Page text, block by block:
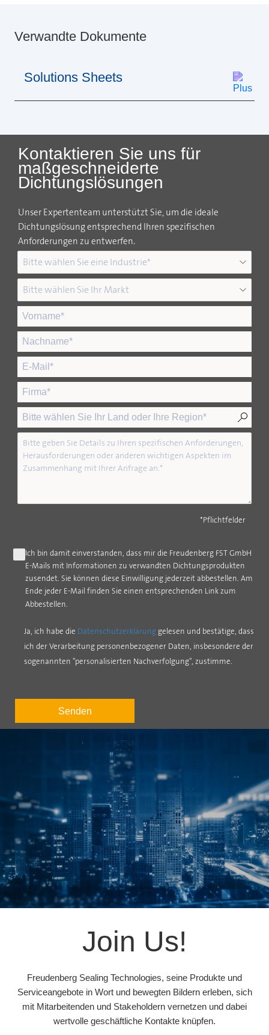
Verwandte Dokumente
Solutions Sheets
Kontaktieren Sie uns für
maßgeschneiderte
Dichtungslösungen
Unser Expertenteam unterstützt Sie, um die ideale
Dichtungslösung entsprechend Ihren spezifischen
Anforderungen zu entwerfen.
*Pflichtfelder
Ich bin damit einverstanden, dass mir die Freudenberg FST GmbH
E-Mails mit Informationen zu verwandten Dichtungsprodukten
zusendet. Sie können diese Einwilligung jederzeit abbestellen. Am
Ende jeder E-Mail finden Sie einen entsprechenden Link zum
Abbestellen.
Ja, ich habe die Datenschutzerklärung gelesen und bestätige, dass
ich der Verarbeitung personenbezogener Daten, insbesondere der
sogenannten "personalisierten Nachverfolgung", zustimme.
Senden
Join Us!
Freudenberg Sealing Technologies, seine Produkte und
Serviceangebote in Wort und bewegten Bildern erleben, sich
mit Mitarbeitenden und Stakeholdern vernetzen und dabei
wertvolle geschäftliche Kontakte knüpfen.